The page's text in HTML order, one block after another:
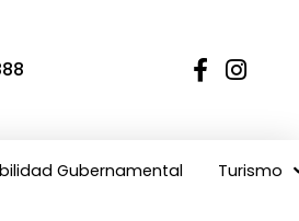
Gubernamental Turismo